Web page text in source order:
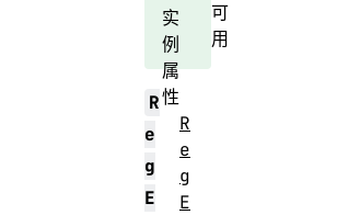
可
用
R
e
g
E
实
例
属
性
R
e
g
E